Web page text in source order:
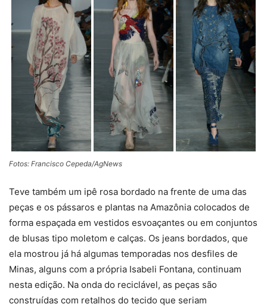
Fotos: Francisco Cepeda/AgNews
Teve também um ipê rosa bordado na frente de uma das
peças e os pássaros e plantas na Amazônia colocados de
forma espaçada em vestidos esvoaçantes ou em conjuntos
de blusas tipo moletom e calças. Os jeans bordados, que
ela mostrou já há algumas temporadas nos desfiles de
Minas, alguns com a própria Isabeli Fontana, continuam
nesta edição. Na onda do reciclável, as peças são
construídas com retalhos do tecido que seriam